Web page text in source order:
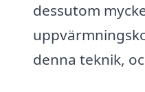
dessutom
denna teknik,